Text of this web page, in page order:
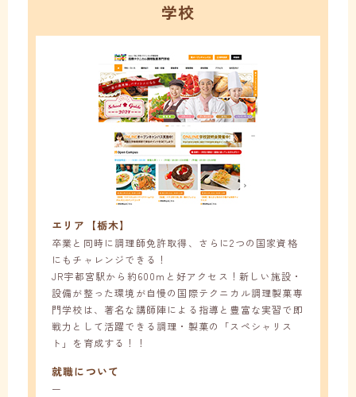
学校
エリア【栃木】
卒業と同時に調理師免許取得、さらに2つの国家資格
にもチャレンジできる！
JR宇都宮駅から約600mと好アクセス！新しい施設・
設備が整った環境が自慢の国際テクニカル調理製菓専
門学校は、著名な講師陣による指導と豊富な実習で即
戦力として活躍できる調理・製菓の「スペシャリス
ト」を育成する！！
就職について
ー